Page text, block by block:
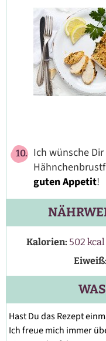
Ich wünsche
guten Appetit!
Kalorien: 502 kcal
Eiweiß:
Hast Du das Rezept
Ich freue mich immer